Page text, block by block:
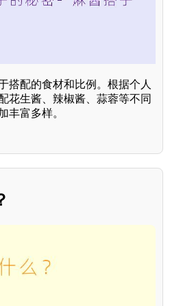
搭配的食材和比例。根据个人
花生酱、辣椒酱、蒜蓉等不同
丰富多样。